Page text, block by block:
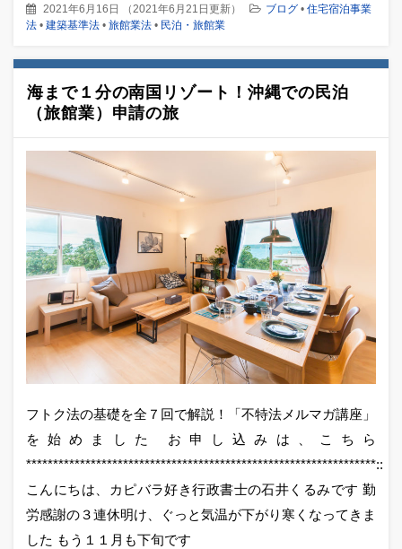
2021年6月16日 （2021年6月21日更新） ブログ • 住宅宿泊事業
法 • 建築基準法 • 旅館業法 • 民泊・旅館業
海まで１分の南国リゾート！沖縄での民泊
（旅館業）申請の旅
フトク法の基礎を全７回で解説！「不特法メルマガ講座」
を始めました お申し込みは、こちら
*****************************************************************::
こんにちは、カピバラ好き行政書士の石井くるみです 勤
労感謝の３連休明け、ぐっと気温が下がり寒くなってきま
した もう１１月も下旬です